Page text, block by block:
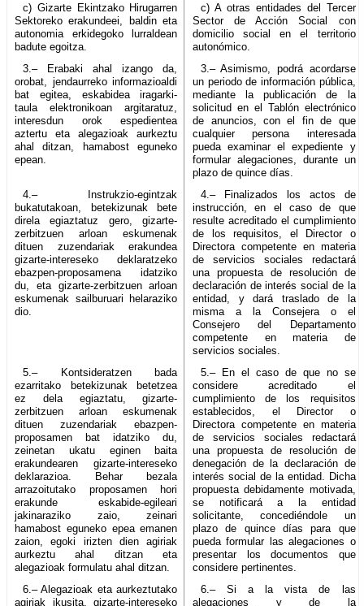
c) Gizarte Ekintzako Hirugarren
Sektoreko erakundeei, baldin eta
autonomia erkidegoko lurraldean
badute egoitza.
c) A otras entidades del Tercer
Sector de Acción Social con
domicilio social en el territorio
autonómico.
3.– Erabaki ahal izango da,
orobat, jendaurreko informazioaldi
bat egitea, eskabidea iragarki-
taula elektronikoan argitaratuz,
interesdun orok espedientea
aztertu eta alegazioak aurkeztu
ahal ditzan, hamabost eguneko
epean.
3.– Asimismo, podrá acordarse
un periodo de información pública,
mediante la publicación de la
solicitud en el Tablón electrónico
de anuncios, con el fin de que
cualquier persona interesada
pueda examinar el expediente y
formular alegaciones, durante un
plazo de quince días.
4.– Instrukzio-egintzak
bukatutakoan, betekizunak bete
direla egiaztatuz gero, gizarte-
zerbitzuen arloan eskumenak
dituen zuzendariak erakundea
gizarte-intereseko deklaratzeko
ebazpen-proposamena idatziko
du, eta gizarte-zerbitzuen arloan
eskumenak sailburuari helaraziko
dio.
4.– Finalizados los actos de
instrucción, en el caso de que
resulte acreditado el cumplimiento
de los requisitos, el Director o
Directora competente en materia
de servicios sociales redactará
una propuesta de resolución de
declaración de interés social de la
entidad, y dará traslado de la
misma a la Consejera o el
Consejero del Departamento
competente en materia de
servicios sociales.
5.– Kontsideratzen bada
ezarritako betekizunak betetzea
ez dela egiaztatu, gizarte-
zerbitzuen arloan eskumenak
dituen zuzendariak ebazpen-
proposamen bat idatziko du,
zeinetan ukatu eginen baita
erakundearen gizarte-intereseko
deklarazioa. Behar bezala
arrazoitutako proposamen hori
erakunde eskabide-egileari
jakinaraziko zaio, zeinari
hamabost eguneko epea emanen
zaion, egoki irizten dien agiriak
aurkeztu ahal ditzan eta
alegazioak formulatu ahal ditzan.
5.– En el caso de que no se
considere acreditado el
cumplimiento de los requisitos
establecidos, el Director o
Directora competente en materia
de servicios sociales redactará
una propuesta de resolución de
denegación de la declaración de
interés social de la entidad. Dicha
propuesta debidamente motivada,
se notificará a la entidad
solicitante, concediéndole un
plazo de quince días para que
pueda formular las alegaciones o
presentar los documentos que
considere pertinentes.
6.– Alegazioak eta aurkeztutako
agiriak ikusita, gizarte-intereseko
6.– Si a la vista de las
alegaciones y de la